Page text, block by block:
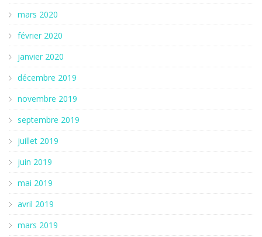
mars 2020
février 2020
janvier 2020
décembre 2019
novembre 2019
septembre 2019
juillet 2019
juin 2019
mai 2019
avril 2019
mars 2019